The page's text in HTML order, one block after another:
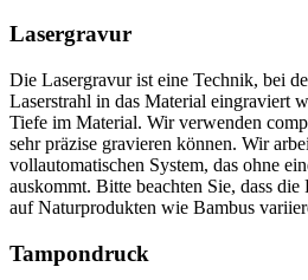
Lasergravur
Die Lasergravur ist eine Technik, bei
Laserstrahl in das Material eingraviert
Tiefe im Material. Wir verwenden
sehr präzise gravieren können. Wir
vollautomatischen System, das ohne
auskommt. Bitte beachten Sie, dass
auf Naturprodukten wie Bambus
Tampondruck